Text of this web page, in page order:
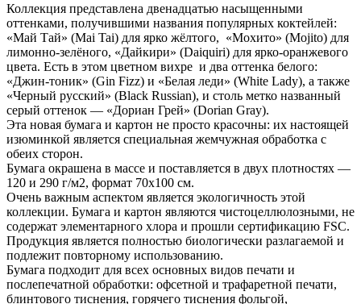
Коллекция представлена двенадцатью насыщенными
оттенками, получившими названия популярных коктейлей:
«Май Тай» (Mai Tai) для ярко жёлтого, «Мохито» (Mojito) для
лимонно-зелёного, «Дайкири» (Daiquiri) для ярко-оранжевого
цвета. Есть в этом цветном вихре и два оттенка белого:
«Джин-тоник» (Gin Fizz) и «Белая леди» (White Lady), а также
«Черный русский» (Black Russian), и столь метко названный
серый оттенок — «Дориан Грей» (Dorian Gray).
Эта новая бумага и картон не просто красочны: их настоящей
изюминкой является специальная жемчужная обработка с
обеих сторон.
Бумага окрашена в массе и поставляется в двух плотностях —
120 и 290 г/м2, формат 70х100 см.
Очень важным аспектом является экологичность этой
коллекции. Бумага и картон являются чистоцеллюлозными, не
содержат элементарного хлора и прошли сертификацию FSC.
Продукция является полностью биологически разлагаемой и
подлежит повторному использованию.
Бумага подходит для всех основных видов печати и
послепечатной обработки: офсетной и трафаретной печати,
блинтового тиснения, горячего тиснения фольгой,